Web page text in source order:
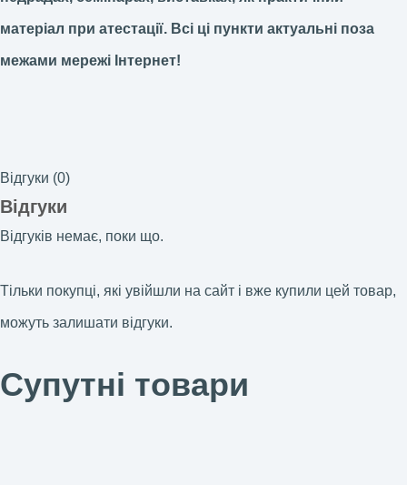
матеріал при атестації. Всі ці пункти актуальні поза
межами мережі Інтернет!
Відгуки (0)
Відгуки
Відгуків немає, поки що.
Тільки покупці, які увійшли на сайт і вже купили цей товар,
можуть залишати відгуки.
Супутні товари